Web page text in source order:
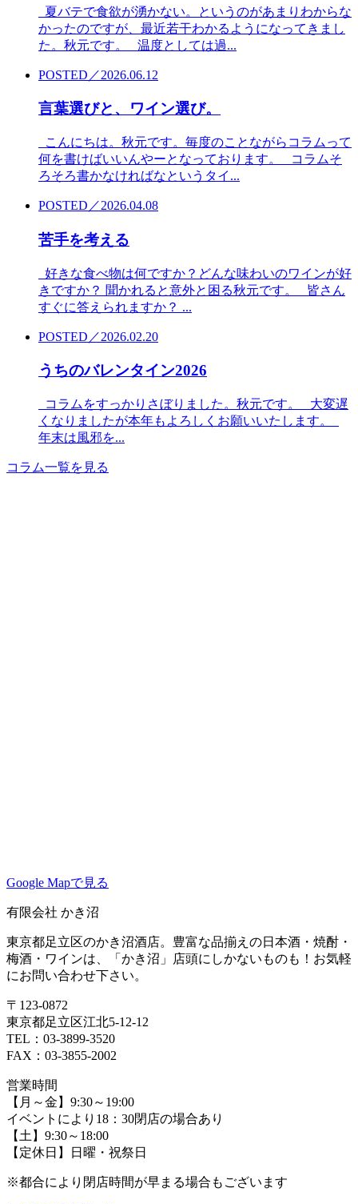
夏バテで食欲が湧かない。というのがあまりわからな
かったのですが、最近若干わかるようになってきまし
た。秋元です。 温度としては過...
POSTED／2026.06.12
言葉選びと、ワイン選び。
こんにちは。秋元です。毎度のことながらコラムって
何を書けばいいんやーとなっております。 コラムそ
ろそろ書かなければなというタイ...
POSTED／2026.04.08
苦手を考える
好きな食べ物は何ですか？どんな味わいのワインが好
きですか？ 聞かれると意外と困る秋元です。 皆さん
すぐに答えられますか？ ...
POSTED／2026.02.20
うちのバレンタイン2026
コラムをすっかりさぼりました。秋元です。 大変遅
くなりましたが本年もよろしくお願いいたします。
年末は風邪を...
コラム一覧を見る
Google Mapで見る
有限会社 かき沼
東京都足立区のかき沼酒店。豊富な品揃えの日本酒・焼酎・
梅酒・ワインは、「かき沼」店頭にしかないものも！お気軽
にお問い合わせ下さい。
〒123-0872
東京都足立区江北5-12-12
TEL：03-3899-3520
FAX：03-3855-2002
営業時間
【月～金】9:30～19:00
イベントにより18：30閉店の場合あり
【土】9:30～18:00
【定休日】日曜・祝祭日
※都合により閉店時間が早まる場合もございます